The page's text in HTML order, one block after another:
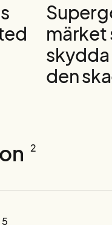
märket
skydda
den
2
5